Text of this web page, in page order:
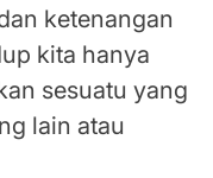
ketenangan
kita hanya
sesuatu yang
lain atau